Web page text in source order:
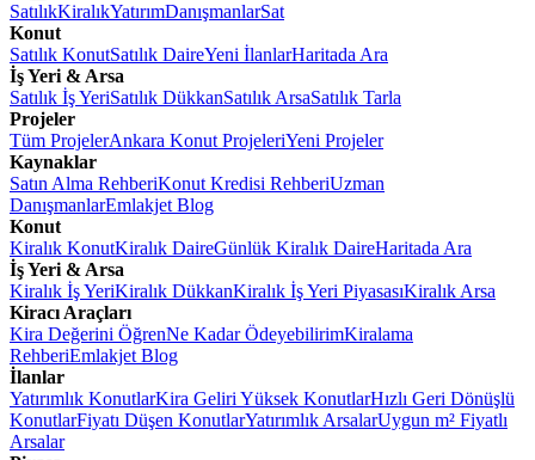
SatılıkKiralıkYatırımDanışmanlarSat
Konut
Satılık KonutSatılık DaireYeni İlanlarHaritada Ara
İş Yeri & Arsa
Satılık İş YeriSatılık DükkanSatılık ArsaSatılık Tarla
Projeler
Tüm ProjelerAnkara Konut ProjeleriYeni Projeler
Kaynaklar
Satın Alma RehberiKonut Kredisi RehberiUzman
DanışmanlarEmlakjet Blog
Konut
Kiralık KonutKiralık DaireGünlük Kiralık DaireHaritada Ara
İş Yeri & Arsa
Kiralık İş YeriKiralık DükkanKiralık İş Yeri PiyasasıKiralık Arsa
Kiracı Araçları
Kira Değerini ÖğrenNe Kadar ÖdeyebilirimKiralama
RehberiEmlakjet Blog
İlanlar
Yatırımlık KonutlarKira Geliri Yüksek KonutlarHızlı Geri Dönüşlü
KonutlarFiyatı Düşen KonutlarYatırımlık ArsalarUygun m² Fiyatlı
Arsalar